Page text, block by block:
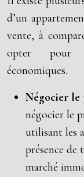
d’un
vente, à
opter pour
économiques.
Négocier le
négocier le
utilisant les
présence de
marché